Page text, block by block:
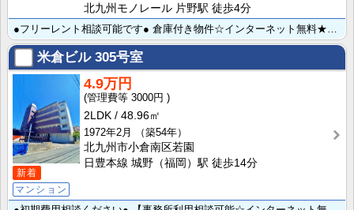
北九州モノレール 片野駅 徒歩4分
米倉ビル305号室
新着
マンション
4.9万円
3000円
2LDK
48.96㎡
1972年2月
（築54年）
北九州市小倉南区若園
日豊本線 城野（福岡）駅 徒歩14分